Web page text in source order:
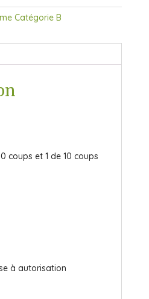
Catégorie B
coups et 1 de 10 coups
à autorisation